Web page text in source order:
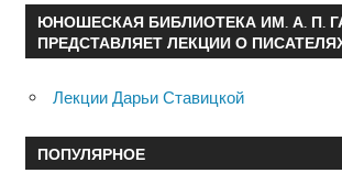
ЮНОШЕСКАЯ БИБЛИОТЕКА ИМ. А. П.
ПРЕДСТАВЛЯЕТ ЛЕКЦИИ О
Лекции Дарьи Ставицкой
ПОПУЛЯРНОЕ